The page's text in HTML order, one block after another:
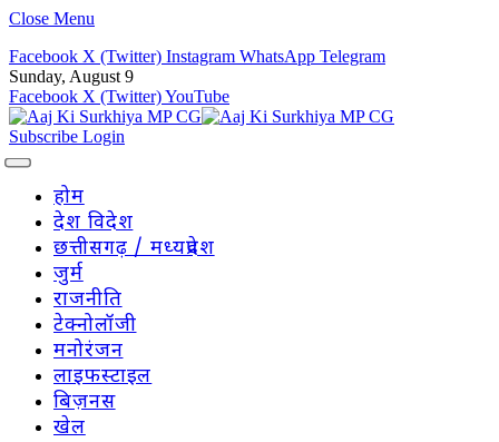
Close Menu
Facebook X (Twitter) Instagram WhatsApp Telegram
Sunday, August 9
Facebook X (Twitter)YouTube
Subscribe Login
होम
देश विदेश
छत्तीसगढ़ / मध्यप्रदेश
जुर्म
राजनीति
टेक्नोलॉजी
मनोरंजन
लाइफस्टाइल
बिज़नस
खेल